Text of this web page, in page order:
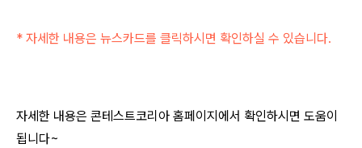
* 자세한 내용은 뉴스카드를 클릭하시면 확인하실 수 있습니다.
자세한 내용은 콘테스트코리아 홈페이지에서 확인하시면 도움이
됩니다~​